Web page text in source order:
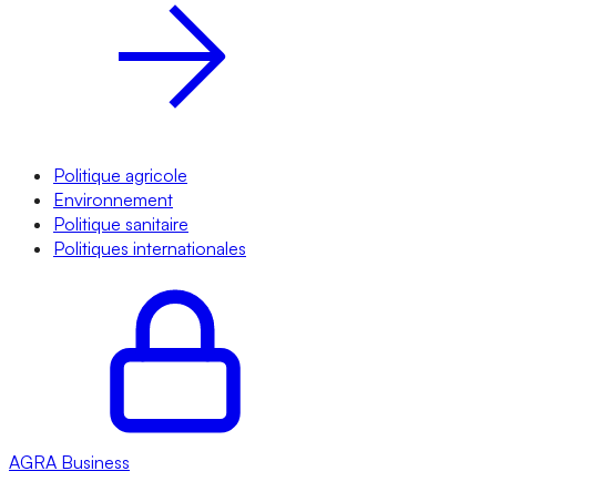
Politique agricole
Environnement
Politique sanitaire
Politiques internationales
AGRA Business